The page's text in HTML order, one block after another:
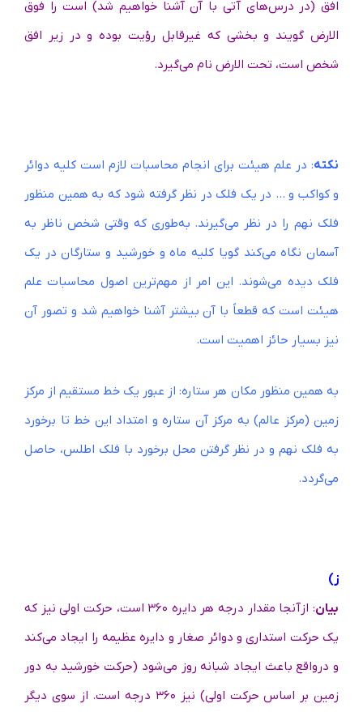
افق (در درس‌های آتی با آن آشنا خواهیم شد) است را فوق
الارض گویند و بخشی که غیرقابل رؤیت بوده و در زیر افق
شخص است، تحت الارض نام می‌گیرد.
نکته: در علم هیئت برای انجام محاسبات لازم است کلیه دوائر
و کواکب و … در یک فلک در نظر گرفته شود که به همین منظور
فلک نهم را در نظر می‌گیرند. به‌طوری‌ که وقتی شخص ناظر به
آسمان نگاه می‌کند گویا کلیه ماه و خورشید و ستارگان در یک
فلک دیده می‌شوند. این امر از مهم‌ترین اصول محاسبات علم
هیئت است که قطعاً با آن بیشتر آشنا خواهیم شد و تصور آن
نیز بسیار حائز اهمیت است.
به همین منظور مکان هر ستاره: از عبور یک خط مستقیم از مرکز
زمین (مرکز عالم) به مرکز آن ستاره و امتداد این خط تا برخورد
به فلک نهم و در نظر گرفتن محل برخورد با فلک اطلس، حاصل
می‌گردد.
ز)
بیان
: ازآنجا مقدار درجه هر دایره ۳۶۰ است، حرکت اولی نیز که
یک حرکت استداری و دوائر صغار و دایره عظیمه را ایجاد می‌کند
و درواقع باعث ایجاد شبانه روز می‌شود (حرکت خورشید به دور
زمین بر اساس حرکت اولی) نیز ۳۶۰ درجه است. از سوی دیگر